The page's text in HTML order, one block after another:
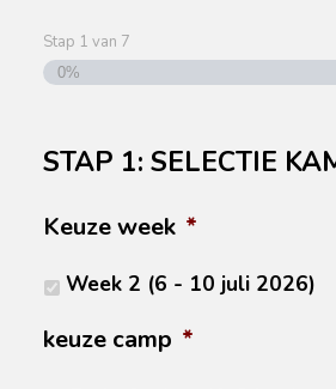
Stap 1 van 7
0%
STAP 1: SELECTIE
Keuze week *
Week 2 (6 - 10 juli 2026)
keuze camp *